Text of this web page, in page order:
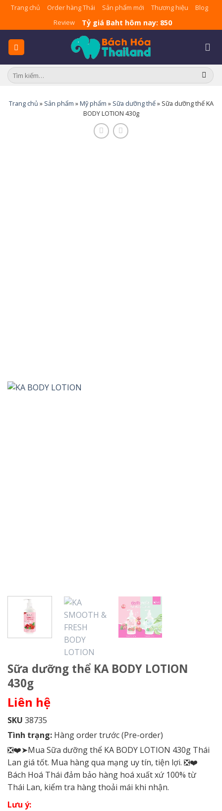
Skip
content
Trang chủ Order hàng Thái Sản phẩm mới Thương hiệu
Blog
Review
Tỷ giá Baht hôm nay: 850
Tìm
kiếm:
Trang chủ » Sản phẩm »Mỹ phẩm » Sữa dưỡng thể» Sữa dưỡng thể KA
BODY LOTION 430g
Sữa dưỡng thể KA BODY LOTION
430g
Liên hệ
SKU 38735
Tình trạng: Hàng order trước (Pre-order)
❎❤️➤Mua Sữa dưỡng thể KA BODY LOTION 430g Thái
Lan giá tốt. Mua hàng qua mạng uy tín, tiện lợi. ❎❤️
Bách Hoá Thái đảm bảo hàng hoá xuất xứ 100% từ
Thái Lan, kiểm tra hàng thoải mái khi nhận.
Lưu ý: